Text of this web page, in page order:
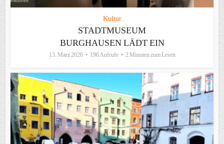
Kultur
STADTMUSEUM
BURGHAUSEN LÄDT EIN
13. März 2026 196 Aufrufe 2 Minuten zum Lesen